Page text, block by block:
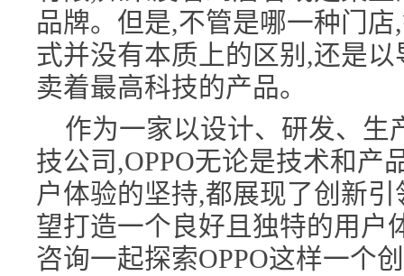
品牌。但是,不管是哪一种门
式并没有本质上的区别,还是
卖着最高科技的产品。
作为一家以设计、研发、生
技公司,OPPO无论是技术和产
户体验的坚持,都展现了创新
望打造一个良好且独特的用户
咨询一起探索OPPO这样一个